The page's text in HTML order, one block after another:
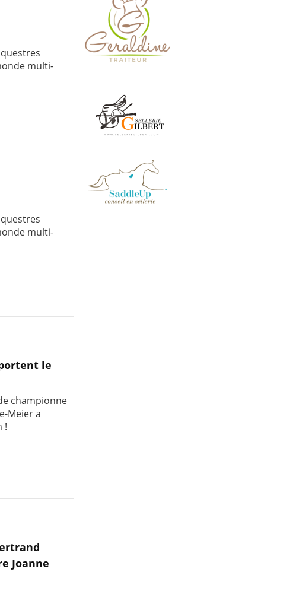
multi-
multi-
le
championne
Meier a
!
Joanne